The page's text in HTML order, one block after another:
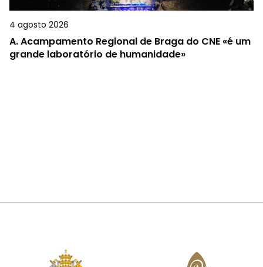
4 agosto 2026
A.Acampamento Regional de Braga do CNE «é um
grande laboratório de humanidade»